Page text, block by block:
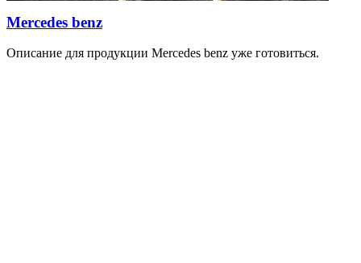
Mercedes benz
Описание для продукции Mercedes benz уже готовиться.